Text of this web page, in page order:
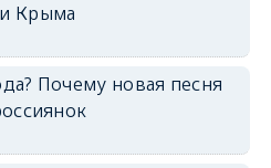
Крыма
Почему новая песня